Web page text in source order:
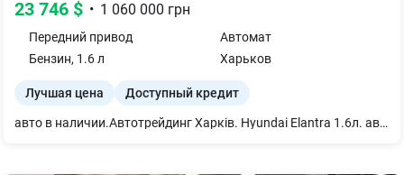
23 746 $ • 1 060 000 грн
Передний привод
Автомат
Бензин, 1.6л Харьков
Лучшая цена Доступный кредит
авто в наличии.Автотрейдинг Харків. Hyundai Elantra 1.6л. автомат 4х2 комплектация-Comfort, цвет салона-черный, цвет авто-графит, 2026г.в. приобрести возможно: - за наличные -у кредит -в лизинг - есть трейд ин - есть доставка по Украине (оплата отдельно) Ждем Вас.